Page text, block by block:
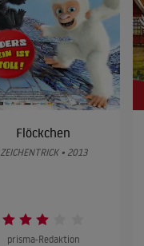
Flöckchen
ZEICHENTRICK • 2013
prisma-Redaktion